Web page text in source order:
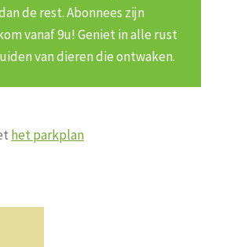
de rest. Abonnees zijn
vanaf 9u! Geniet in alle rust
van dieren die ontwaken.
het parkplan